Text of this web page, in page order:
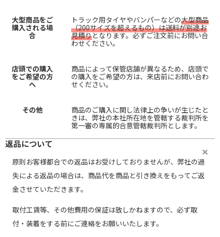
大型商品をご
購入される場
合
トラック用タイヤやバンパーなどの大型商品
（200サイズを超えるもの）は送料が別途お
見積りとなります。必ずご注文前にお問い合
わせください。
店頭での購入
をご希望の方
へ
商品によって保管店舗が異なるため、店頭で
の購入をご希望の方は、来店前にお問い合わ
せください。
その他
商品のご購入に関し法律上の争いが生じたと
きは、弊社の本社所在地を管轄する裁判所を
第一審の専属的合意管轄裁判所とします。
返品について
原則お客様都合での返品はお受けしておりませんが、弊社の過
失による返品の場合は、商品代を商品と引き換えをもってご返
金させていただきます。
取付工賃等、その他費用の保証は致しかねますので、必ず取
付・装着をする前にご連絡をお願いいたします。